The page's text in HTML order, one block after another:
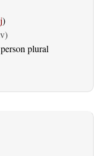
)
plural